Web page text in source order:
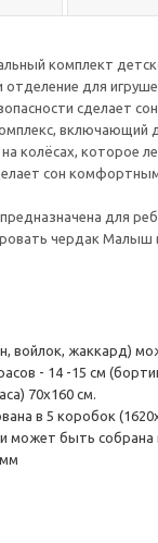
комплект
для
сделает
колёсах, которое
сон
для
чердак Малыш
войлок, жаккард)
- 14 -15 см
70х160 см.
в 5 коробок
может быть собрана